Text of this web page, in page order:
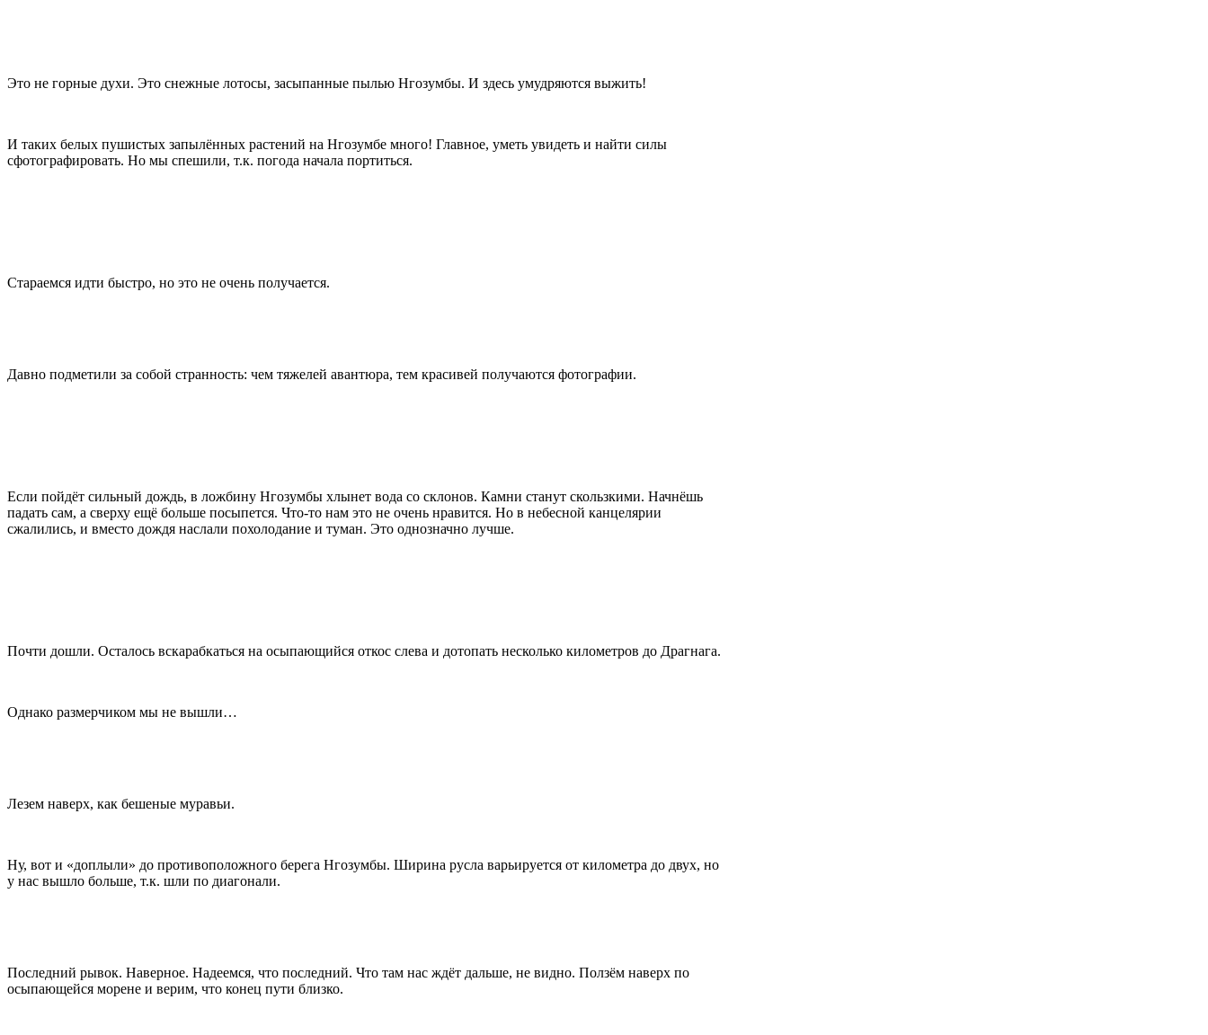
Это не горные духи. Это снежные лотосы, засыпанные пылью Нгозумбы. И здесь умудряются выжить!
И таких белых пушистых запылённых растений на Нгозумбе много! Главное, уметь увидеть и найти силы
сфотографировать. Но мы спешили, т.к. погода начала портиться.
Стараемся идти быстро, но это не очень получается.
Давно подметили за собой странность: чем тяжелей авантюра, тем красивей получаются фотографии.
Если пойдёт сильный дождь, в ложбину Нгозумбы хлынет вода со склонов. Камни станут скользкими. Начнёшь
падать сам, а сверху ещё больше посыпется. Что-то нам это не очень нравится. Но в небесной канцелярии
сжалились, и вместо дождя наслали похолодание и туман. Это однозначно лучше.
Почти дошли. Осталось вскарабкаться на осыпающийся откос слева и дотопать несколько километров до Драгнага.
Однако размерчиком мы не вышли…
Лезем наверх, как бешеные муравьи.
Ну, вот и «доплыли» до противоположного берега Нгозумбы. Ширина русла варьируется от километра до двух, но
у нас вышло больше, т.к. шли по диагонали.
Последний рывок. Наверное. Надеемся, что последний. Что там нас ждёт дальше, не видно. Ползём наверх по
осыпающейся морене и верим, что конец пути близко.